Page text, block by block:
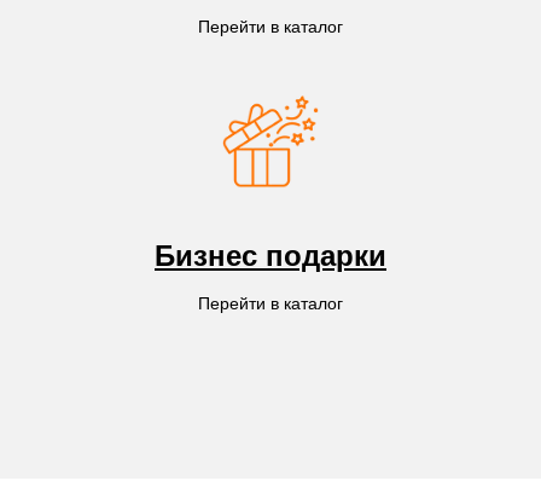
Перейти в каталог
Бизнес подарки
Перейти в каталог